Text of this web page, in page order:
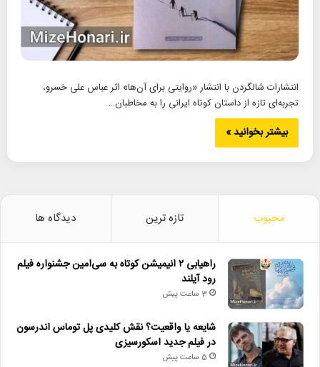
انتشارات شالگردن با انتشار «روایتی برای آن‌ها» اثر عباس علی خسرو،
تجربه‌ای تازه از داستان کوتاه ایرانی را به مخاطبان…
بیشتر بخوانید »
محبوب تازه ترین دیدگاه ها
راهیابی ۲ انیمیشن کوتاه به سی‌امین جشنواره فیلم
رود آیلند
3 ساعت پیش
شایعه یا واقعیت؟ نقش کلیدی پل توماس اندرسون
در فیلم جدید اسکورسیزی
5 ساعت پیش